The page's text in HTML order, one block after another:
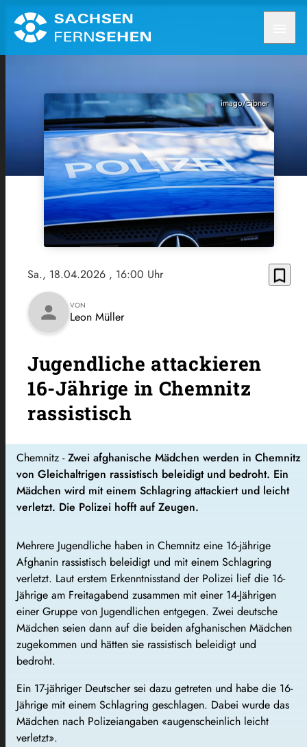
imago/Eibner
Sa., 18.04.2026 , 16:00 Uhr bookmark_border
person VON
Leon Müller
Jugendliche attackieren
16-Jährige in Chemnitz
rassistisch
Chemnitz -Zwei afghanische Mädchen werden in Chemnitz
von Gleichaltrigen rassistisch beleidigt und bedroht. Ein
Mädchen wird mit einem Schlagring attackiert und leicht
verletzt. Die Polizei hofft auf Zeugen.
Mehrere Jugendliche haben in Chemnitz eine 16-jährige
Afghanin rassistisch beleidigt und mit einem Schlagring
verletzt. Laut erstem Erkenntnisstand der Polizei lief die 16-
Jährige am Freitagabend zusammen mit einer 14-Jährigen
einer Gruppe von Jugendlichen entgegen. Zwei deutsche
Mädchen seien dann auf die beiden afghanischen Mädchen
zugekommen und hätten sie rassistisch beleidigt und
bedroht.
Ein 17-jähriger Deutscher sei dazu getreten und habe die 16-
Jährige mit einem Schlagring geschlagen. Dabei wurde das
Mädchen nach Polizeiangaben «augenscheinlich leicht
verletzt».